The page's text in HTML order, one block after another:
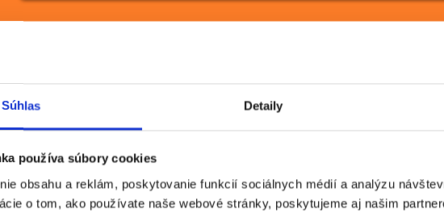
Súhlas Detaily
používa súbory cookies
obsahu a reklám, poskytovanie funkcií sociálnych médií a analýzu
o tom, ako používate naše webové stránky, poskytujeme aj našim